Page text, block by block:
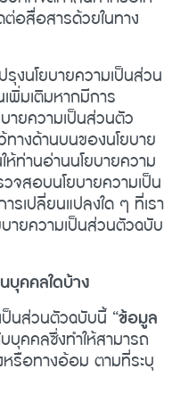
อสื่อสารด้วยในทาง
งนโยบายความเป็นส่วน
พิ่มเติมหากมีการ
ายความเป็นส่วนตัว
ทางด้านบนของนโยบาย
ท่านอ่านนโยบายความ
จสอบนโยบายความเป็น
เปลี่ยนแปลงใด ๆ ที่เรา
ายความเป็นส่วนตัวฉบับ
คคลใดบ้าง
ป็นส่วนตัวฉบับนี้ “ข้อมูล
คคลซึ่งทำให้สามารถ
หรือทางอ้อม ตามที่ระบุ